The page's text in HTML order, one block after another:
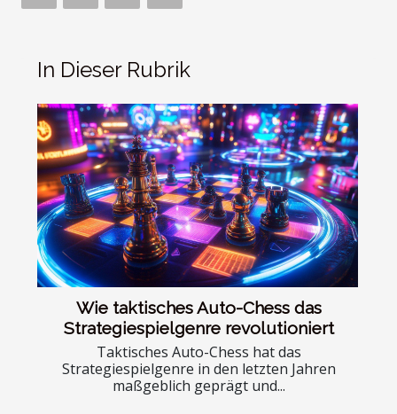
In Dieser Rubrik
Wie taktisches Auto-Chess das
Strategiespielgenre revolutioniert
Taktisches Auto-Chess hat das
Strategiespielgenre in den letzten Jahren
maßgeblich geprägt und...